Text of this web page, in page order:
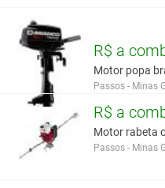
R$ a
Motor popa
Passos - Minas
R$ a
Motor rabeta
Passos - Minas